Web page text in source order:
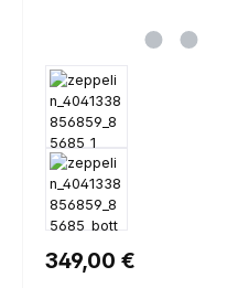
Regulärer Preis:
349,00 €